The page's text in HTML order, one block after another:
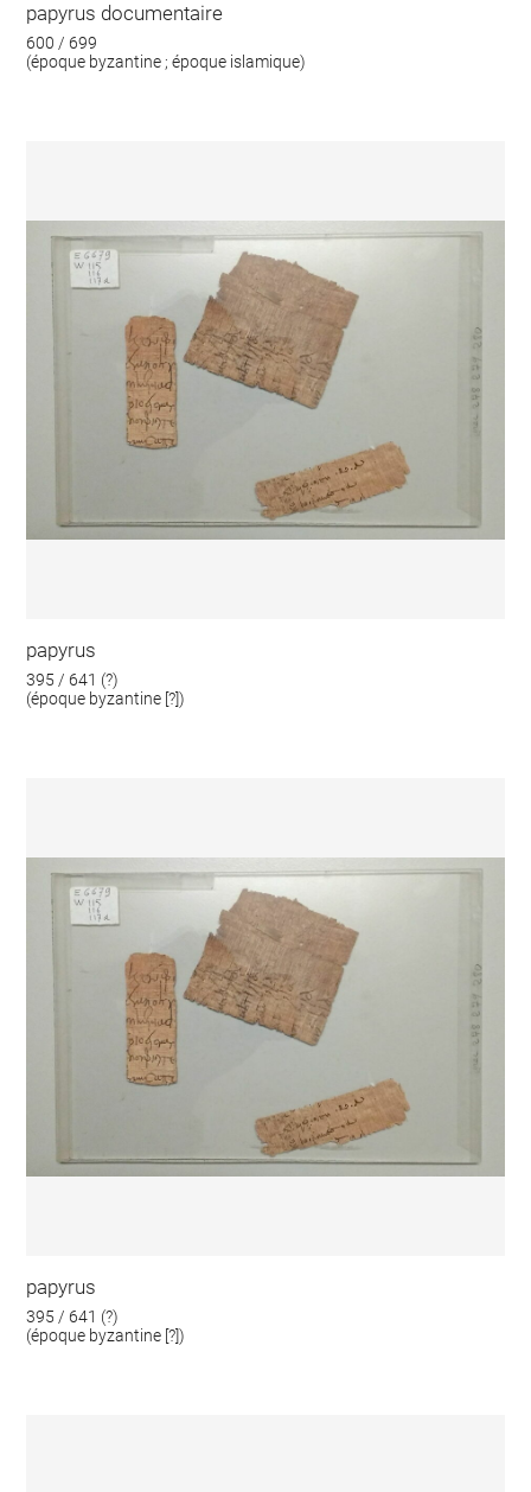
papyrus documentaire
600 / 699
(époque byzantine ; époque islamique)
papyrus
395 / 641 (?)
(époque byzantine [?])
papyrus
395 / 641 (?)
(époque byzantine [?])